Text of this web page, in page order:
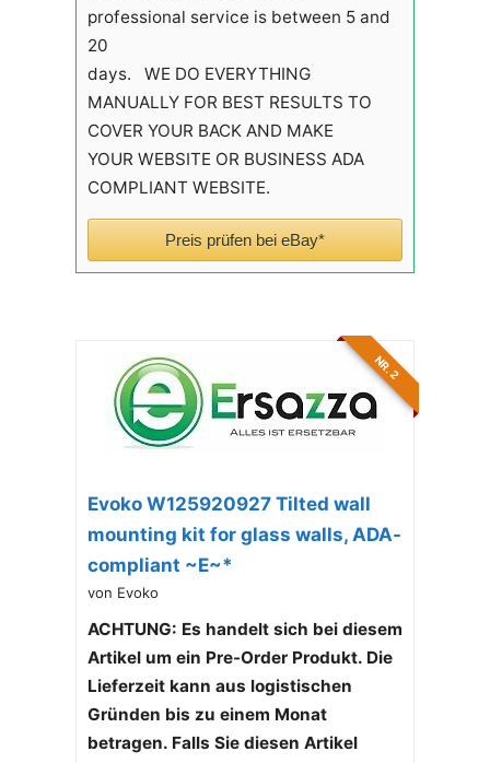
professional service is between 5 and
20
days. WE DO EVERYTHING
MANUALLY FOR BEST RESULTS TO
COVER YOUR BACK AND MAKE
YOUR WEBSITE OR BUSINESS ADA
COMPLIANT WEBSITE.
Preis prüfen bei eBay*
NR. 2
Evoko W125920927 Tilted wall
mounting kit for glass walls, ADA-
compliant ~E~*
von Evoko
ACHTUNG: Es handelt sich bei diesem
Artikel um ein Pre-Order Produkt. Die
Lieferzeit kann aus logistischen
Gründen bis zu einem Monat
betragen. Falls Sie diesen Artikel